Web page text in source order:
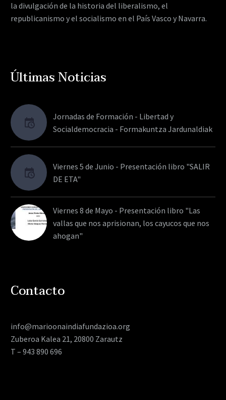
la divulgación de la historia del liberalismo, el
republicanismo y el socialismo en el País Vasco y Navarra.
Últimas Noticias
Jornadas de Formación - Libertad y
Socialdemocracia - Formakuntza Jardunaldiak
Viernes 5 de Junio - Presentación libro "SALIR
DE ETA"
Viernes 8 de Mayo - Presentación libro "Las
vallas que nos aprisionan, los cayucos que nos
ahogan"
Contacto
info@marioonaindiafundazioa.org
Zuberoa Kalea 21, 20800 Zarautz
T – 943 890 696